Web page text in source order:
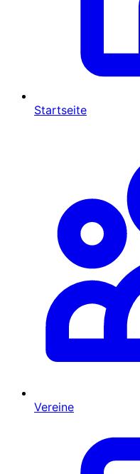
Startseite
Vereine